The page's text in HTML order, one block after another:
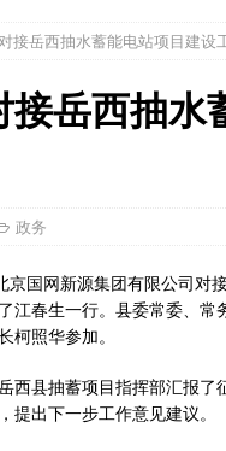
接岳西抽水蓄能电站项目建设
岳西抽水
政务
国网新源集团有限公司对
江春生一行。县委常委、常
柯照华参加。
西县抽蓄项目指挥部汇报
出下一步工作意见建议。